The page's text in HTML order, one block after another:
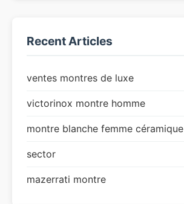
Recent Articles
ventes montres de luxe
victorinox montre homme
montre blanche femme céramique
sector
mazerrati montre